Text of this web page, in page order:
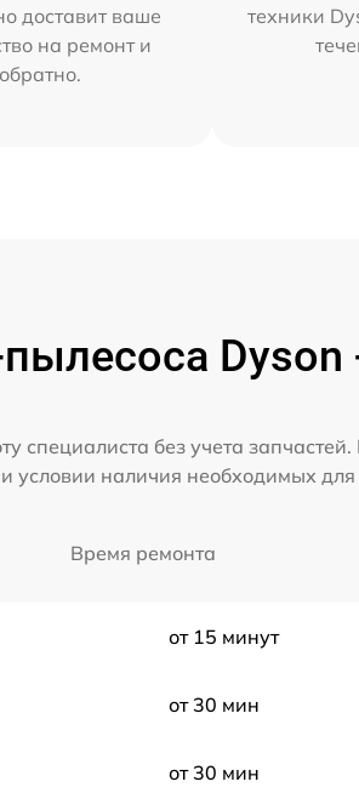
доставит ваше
на ремонт и
обратно.
техники
Dyson
специалиста без учета
условии наличия необходимых
Время ремонта
от 15 минут
от 30 мин
от 30 мин